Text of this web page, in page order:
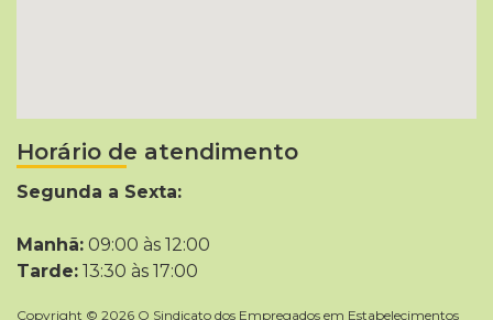
Horário de atendimento
Segunda a Sexta:
Manhã: 09:00 às 12:00
Tarde: 13:30 às 17:00
Copyright © 2026 O Sindicato dos Empregados em Estabelecimentos